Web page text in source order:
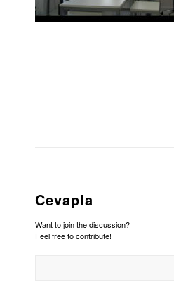
Cevapla
Want to join the discussion?
Feel free to contribute!